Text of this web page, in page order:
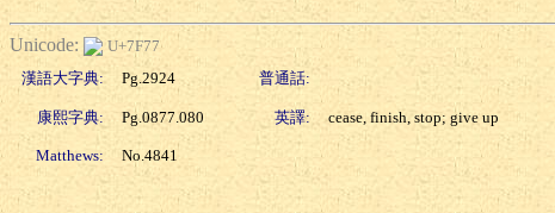
Unicode:
U+7F77
漢語大字典:
Pg.2924 普通話:
康熙字典: Pg.0877.080 英譯: cease, finish, stop; give up
Matthews: No.4841